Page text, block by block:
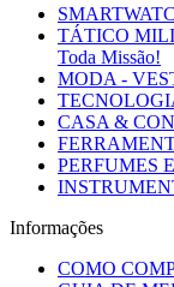
TÁTICO
Toda Missão!
MODA -
CASA &
PERFUMES
Informações
COMO